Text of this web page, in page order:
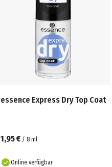
essence Express Dry Top Coat
1,95 € / 8 ml
Online verfügbar